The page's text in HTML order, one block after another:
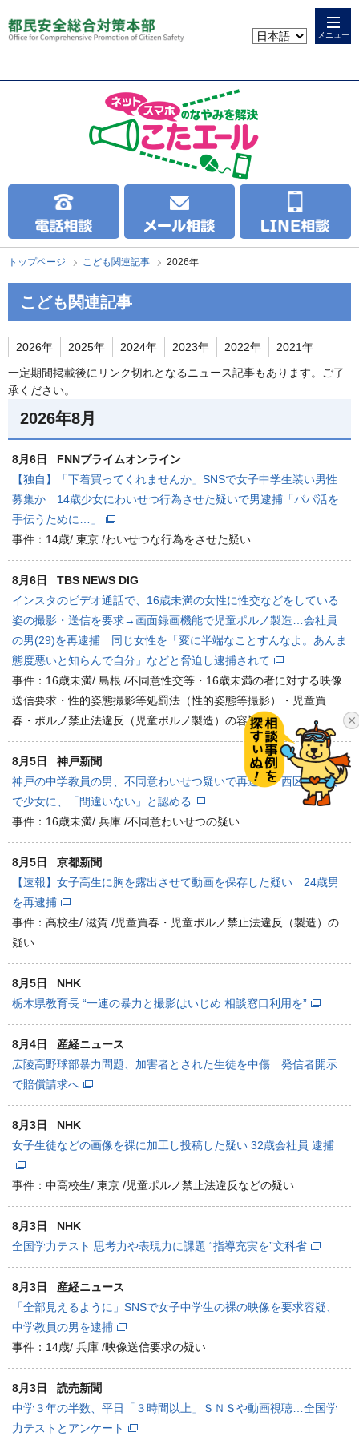
文
へ
キ
メニュー
こ
か
本
トップページ こども関連記事 2026年
こども関連記事
2026年 2025年 2024年 2023年 2022年
2021年
一定期間掲載後にリンク切れとなるニュース記事もあります。ご了
承ください。
2026年8月
8月6日
FNNプライムオンライン
【独自】「下着買ってくれませんか」SNSで女子中学生装い男性
募集か 14歳少女にわいせつ行為させた疑いで男逮捕「パパ活を
手伝うために…」
事件：14歳/ 東京 /わいせつな行為をさせた疑い
8月6日
TBS NEWS DIG
インスタのビデオ通話で、16歳未満の女性に性交などをしている
姿の撮影・送信を要求→画面録画機能で児童ポルノ製造…会社員
の男(29)を再逮捕 同じ女性を「変に半端なことすんなよ。あんま
態度悪いと知らんで自分」などと脅迫し逮捕されて
事件：16歳未満/ 島根 /不同意性交等・16歳未満の者に対する映像
送信要求・性的姿態撮影等処罰法（性的姿態等撮影）・児童買
春・ポルノ禁止法違反（児童ポルノ製造）の容疑
8月5日
神戸新聞
神戸の中学教員の男、不同意わいせつ疑いで再逮捕 西区の施設
で少女に、「間違いない」と認める
事件：16歳未満/ 兵庫 /不同意わいせつの疑い
8月5日
京都新聞
【速報】女子高生に胸を露出させて動画を保存した疑い 24歳男
を再逮捕
事件：高校生/ 滋賀 /児童買春・児童ポルノ禁止法違反（製造）の
疑い
8月5日
NHK
栃木県教育長 “一連の暴力と撮影はいじめ 相談窓口利用を”
8月4日
産経ニュース
広陵高野球部暴力問題、加害者とされた生徒を中傷 発信者開示
で賠償請求へ
8月3日
NHK
女子生徒などの画像を裸に加工し投稿した疑い 32歳会社員 逮捕
事件：中高校生/ 東京 /児童ポルノ禁止法違反などの疑い
8月3日
NHK
全国学力テスト 思考力や表現力に課題 “指導充実を”文科省
8月3日
産経ニュース
「全部見えるように」SNSで女子中学生の裸の映像を要求容疑、
中学教員の男を逮捕
事件：14歳/ 兵庫 /映像送信要求の疑い
8月3日
読売新聞
中学３年の半数、平日「３時間以上」ＳＮＳや動画視聴…全国学
力テストとアンケート